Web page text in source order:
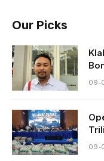
Our Picks
09-
09-